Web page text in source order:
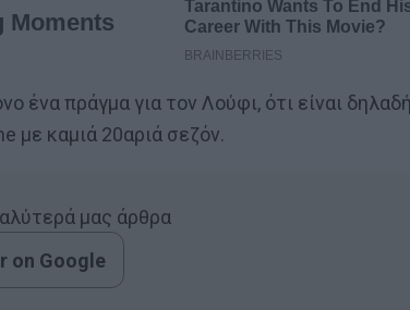
ένα πράγμα για τον Λούφι, ότι είναι
με καμιά 20αριά σεζόν.
μας άρθρα
on Google